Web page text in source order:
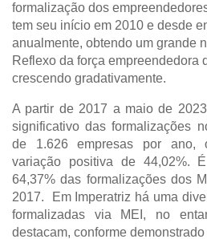
formalização dos
tem seu início em 2010 e desde
anualmente, obtendo um grande
Reflexo da força empreendedora
crescendo gradativamente.
A partir de 2017 a maio de
significativo das formalizações
de 1.626 empresas por ano,
variação positiva de 44,02%.
64,37% das formalizações dos
2017. Em Imperatriz há uma
formalizadas via MEI, no
destacam, conforme